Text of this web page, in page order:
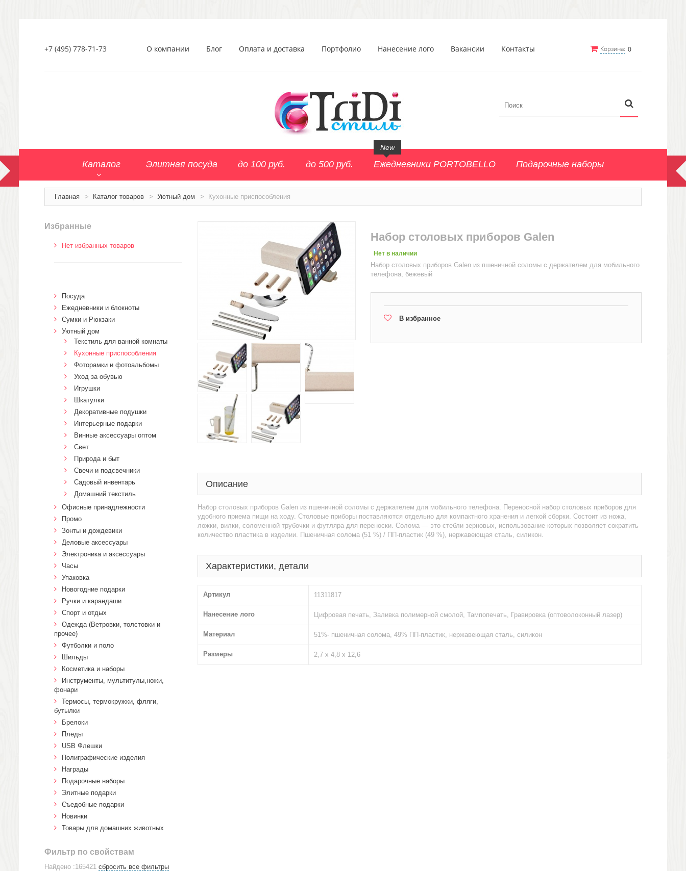
Корзина: 0
+7 (495) 778-71-73 О компании Блог Оплата и доставка Портфолио Нанесение лого Вакансии Контакты
Каталог Элитная посуда до 100 руб. до 500 руб. Ежедневники PORTOBELLO
New
Подарочные наборы
Главная > Каталог товаров > Уютный дом > Кухонные приспособления
Набор столовых приборов Galen
Нет в наличии
Набор столовых приборов Galen из пшеничной соломы с держателем для мобильного
телефона, бежевый
В избранное
Описание
Набор столовых приборов Galen из пшеничной соломы с держателем для мобильного телефона. Переносной набор столовых приборов для
удобного приема пищи на ходу. Столовые приборы поставляются отдельно для компактного хранения и легкой сборки. Состоит из ножа,
ложки, вилки, соломенной трубочки и футляра для переноски. Солома — это стебли зерновых, использование которых позволяет сократить
количество пластика в изделии. Пшеничная солома (51 %) / ПП-пластик (49 %), нержавеющая сталь, силикон.
Характеристики, детали
Артикул 11311817
Нанесение лого Цифровая печать, Заливка полимерной смолой, Тампопечать, Гравировка (оптоволоконный лазер)
Материал 51%- пшеничная солома, 49% ПП-пластик, нержавеющая сталь, силикон
Размеры 2,7 х 4,8 х 12,6
Избранные
Нет избранных товаров
Посуда
Ежедневники и блокноты
Сумки и Рюкзаки
Уютный дом
Текстиль для ванной комнаты
Кухонные приспособления
Фоторамки и фотоальбомы
Уход за обувью
Игрушки
Шкатулки
Декоративные подушки
Интерьерные подарки
Винные аксессуары оптом
Свет
Природа и быт
Свечи и подсвечники
Садовый инвентарь
Домашний текстиль
Офисные принадлежности
Промо
Зонты и дождевики
Деловые аксессуары
Электроника и аксессуары
Часы
Упаковка
Новогодние подарки
Ручки и карандаши
Спорт и отдых
Одежда (Ветровки, толстовки и
прочее)
Футболки и поло
Шильды
Косметика и наборы
Инструменты, мультитулы,ножи,
фонари
Термосы, термокружки, фляги,
бутылки
Брелоки
Пледы
USB Флешки
Полиграфические изделия
Награды
Подарочные наборы
Элитные подарки
Cъедобные подарки
Новинки
Товары для домашних животных
Фильтр по свойствам
Найдено :165421 сбросить все фильтры